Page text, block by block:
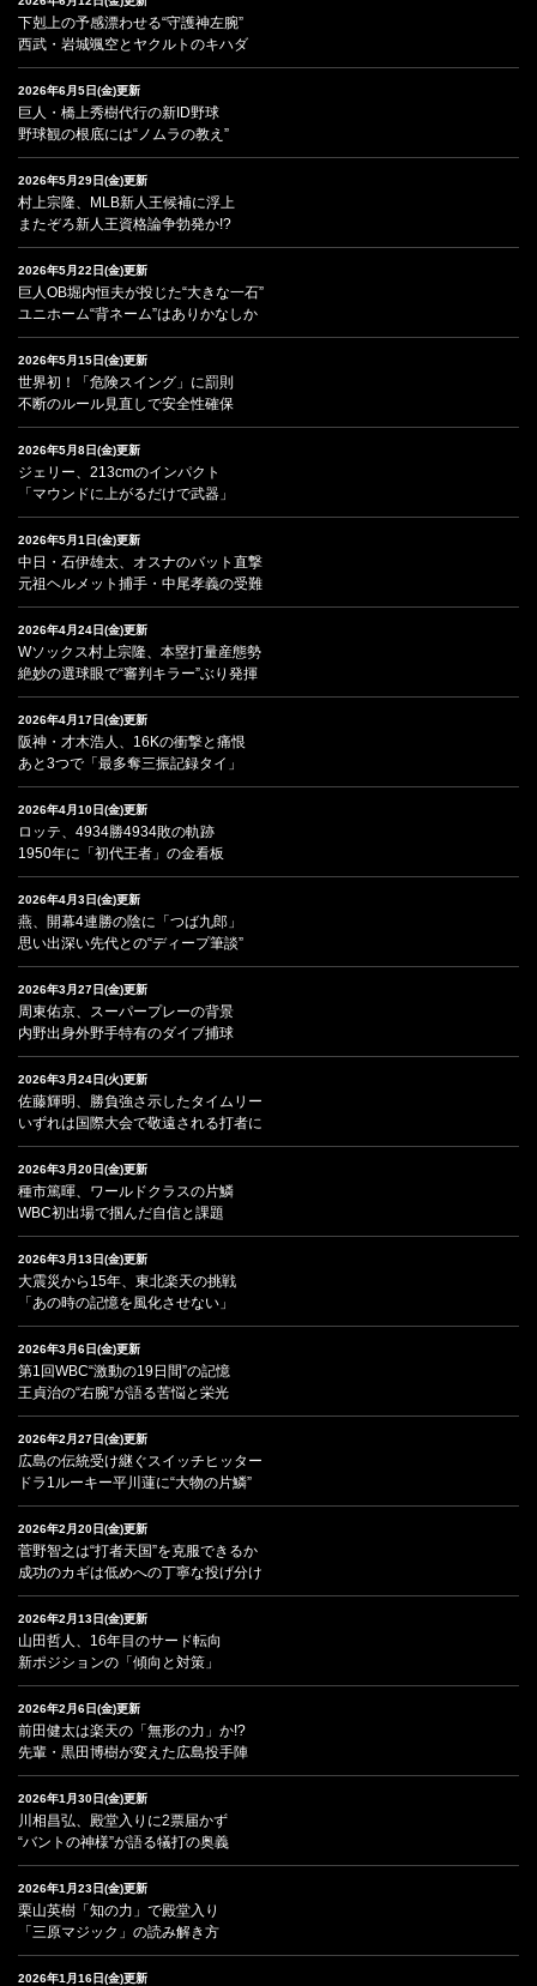
下剋上の予感漂わせる“守護神左腕”
西武・岩城颯空とヤクルトのキハダ
2026年6月5日(金)更新
巨人・橋上秀樹代行の新ID野球
野球観の根底には“ノムラの教え”
2026年5月29日(金)更新
村上宗隆、MLB新人王候補に浮上
またぞろ新人王資格論争勃発か!?
2026年5月22日(金)更新
巨人OB堀内恒夫が投じた“大きな一石”
ユニホーム“背ネーム”はありかなしか
2026年5月15日(金)更新
世界初！「危険スイング」に罰則
不断のルール見直しで安全性確保
2026年5月8日(金)更新
ジェリー、213cmのインパクト
「マウンドに上がるだけで武器」
2026年5月1日(金)更新
中日・石伊雄太、オスナのバット直撃
元祖ヘルメット捕手・中尾孝義の受難
2026年4月24日(金)更新
Wソックス村上宗隆、本塁打量産態勢
絶妙の選球眼で“審判キラー”ぶり発揮
2026年4月17日(金)更新
阪神・才木浩人、16Kの衝撃と痛恨
あと3つで「最多奪三振記録タイ」
2026年4月10日(金)更新
ロッテ、4934勝4934敗の軌跡
1950年に「初代王者」の金看板
2026年4月3日(金)更新
燕、開幕4連勝の陰に「つば九郎」
思い出深い先代との“ディープ筆談”
2026年3月27日(金)更新
周東佑京、スーパープレーの背景
内野出身外野手特有のダイブ捕球
2026年3月24日(火)更新
佐藤輝明、勝負強さ示したタイムリー
いずれは国際大会で敬遠される打者に
2026年3月20日(金)更新
種市篤暉、ワールドクラスの片鱗
WBC初出場で掴んだ自信と課題
2026年3月13日(金)更新
大震災から15年、東北楽天の挑戦
「あの時の記憶を風化させない」
2026年3月6日(金)更新
第1回WBC“激動の19日間”の記憶
王貞治の“右腕”が語る苦悩と栄光
2026年2月27日(金)更新
広島の伝統受け継ぐスイッチヒッター
ドラ1ルーキー平川蓮に“大物の片鱗”
2026年2月20日(金)更新
菅野智之は“打者天国”を克服できるか
成功のカギは低めへの丁寧な投げ分け
2026年2月13日(金)更新
山田哲人、16年目のサード転向
新ポジションの「傾向と対策」
2026年2月6日(金)更新
前田健太は楽天の「無形の力」か!?
先輩・黒田博樹が変えた広島投手陣
2026年1月30日(金)更新
川相昌弘、殿堂入りに2票届かず
“バントの神様”が語る犠打の奥義
2026年1月23日(金)更新
栗山英樹「知の力」で殿堂入り
「三原マジック」の読み解き方
2026年1月16日(金)更新